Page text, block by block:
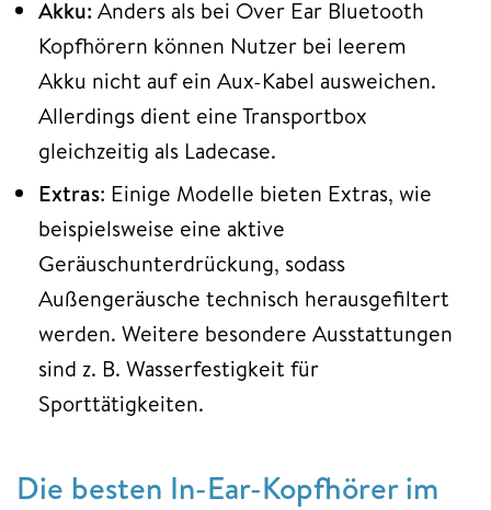
Akku: Anders als bei Over Ear Bluetooth
Kopfhörern können Nutzer bei leerem
Akku nicht auf ein Aux-Kabel ausweichen.
Allerdings dient eine Transportbox
gleichzeitig als Ladecase.
Extras: Einige Modelle bieten Extras, wie
beispielsweise eine aktive
Geräuschunterdrückung, sodass
Außengeräusche technisch herausgefiltert
werden. Weitere besondere Ausstattungen
sind z. B. Wasserfestigkeit für
Sporttätigkeiten.
Die besten In-Ear-Kopfhörer im